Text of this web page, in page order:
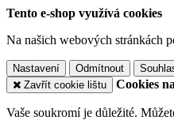
Tento e-shop využívá cookies
Na našich webových stránkách
Nastavení Odmítnout
Zavřít cookie lištu
Cookies
Vaše soukromí je důležité.